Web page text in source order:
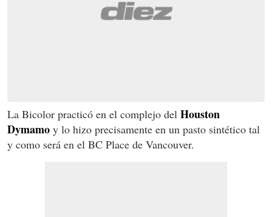
La Bicolor practicó en el complejo del Houston
Dymamo y lo hizo precisamente en un pasto sintético tal
y como será en el BC Place de Vancouver.